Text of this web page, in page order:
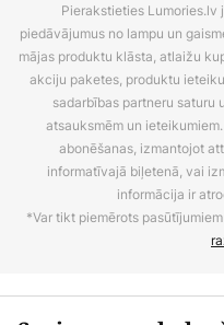
Pierakstieties
piedāvājumus no lampu un
mājas produktu klāsta, atlaižu
akciju paketes, produktu
sadarbības partneru saturu
atsauksmēm un
abonēšanas, izmantojot
informatīvajā biļetenā, vai
informācija ir
*Var tikt piemērots